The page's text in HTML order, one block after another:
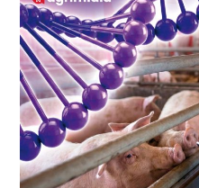
SP
R$ 7,15
kg
Trigo Atacado - Regional
PR
R$ 1.417,12
t
Trigo Atacado - Regional